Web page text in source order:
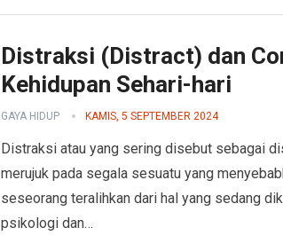
Distraksi (Distract) dan
Kehidupan Sehari-hari
GAYA HIDUP KAMIS, 5 SEPTEMBER 2024
Distraksi atau yang sering disebut sebagai
merujuk pada segala sesuatu yang
seseorang teralihkan dari hal yang sedang
psikologi dan…